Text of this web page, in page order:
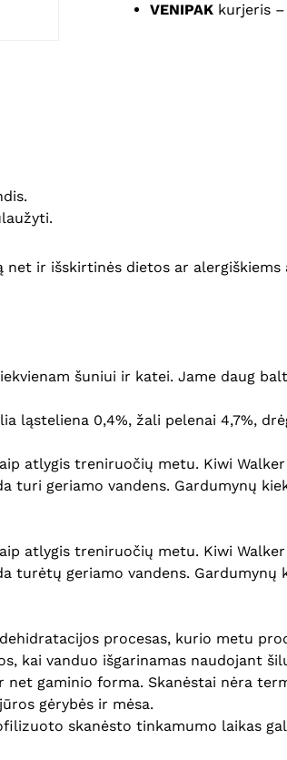
VENIPAK kurjeris –
ir išskirtinės dietos ar
šuniui ir katei. Jame daug
ląsteliena 0,4%, žali pelenai 4,7%,
atlygis treniruočių metu. Kiwi
turi geriamo vandens. Gardumynų
atlygis treniruočių metu. Kiwi
turėtų geriamo vandens.
procesas, kurio metu
kai vanduo išgarinamas naudojant
net gaminio forma. Skanėstai nėra
gėrybės ir mėsa.
skanėsto tinkamumo laikas